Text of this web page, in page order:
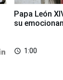
Papa León
su
access_time 1:00